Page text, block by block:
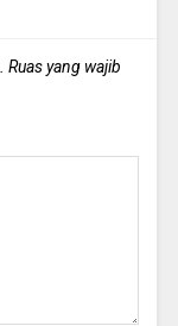
Ruas yang wajib